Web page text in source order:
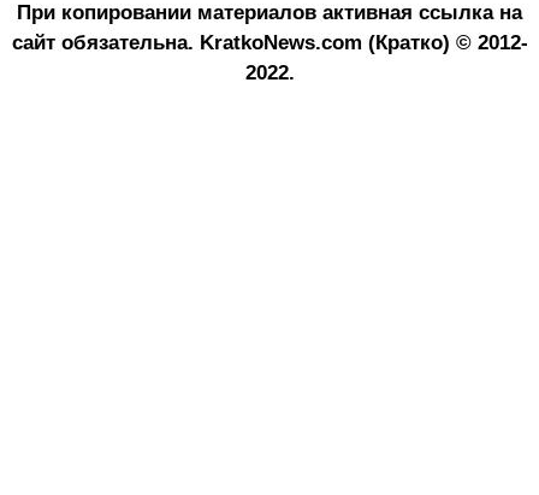
При копировании материалов активная ссылка на
сайт обязательна. KratkoNews.com (Кратко) © 2012-
2022.